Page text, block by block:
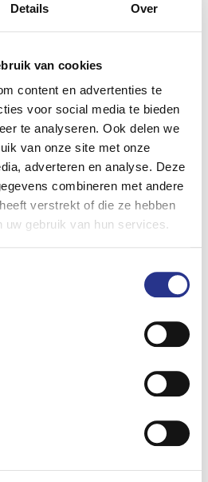
Details Over
van cookies
content en advertenties te
voor social media te bieden
te analyseren. Ook delen we
van onze site met onze
adverteren en analyse. Deze
combineren met andere
verstrekt of die ze hebben
uw gebruik van hun services.
is hét evenement voor
duurzame mobiliteit in
kunnen
particuliere bezoekers
mobiliteitsoplossingen.
mogelijkheid om met
hebben een
al jaren samen
Zo is de VER